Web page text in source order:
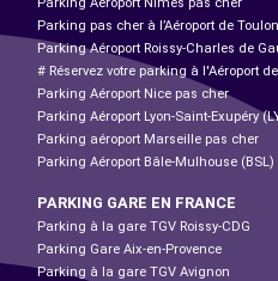
Parking pas cher à l’Aéroport de Toulon
Parking Aéroport Roissy-Charles de
# Réservez votre parking à l'Aéroport
Parking Aéroport Nice pas cher
Parking Aéroport Lyon-Saint-Exupéry
Parking aéroport Marseille pas cher
Parking Aéroport Bâle-Mulhouse (BSL)
PARKING GARE EN FRANCE
Parking à la gare TGV Roissy-CDG
Parking Gare Aix-en-Provence
Parking à la gare TGV Avignon